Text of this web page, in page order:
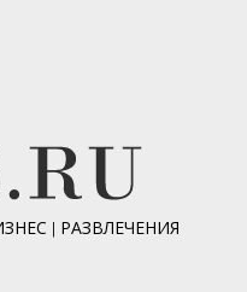
| РАЗВЛЕЧЕНИЯ